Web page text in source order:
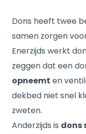
Dons heeft twee
samen zorgen
Enerzijds werkt
zeggen dat een
opneemt en
dekbed niet snel
zweten.
Anderzijds is dons